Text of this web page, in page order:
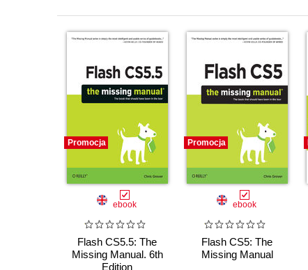
Promocja
ebook
Flash CS5.5: The
Missing Manual. 6th
Edition
Promocja
ebook
Flash CS5: The
Missing Manual